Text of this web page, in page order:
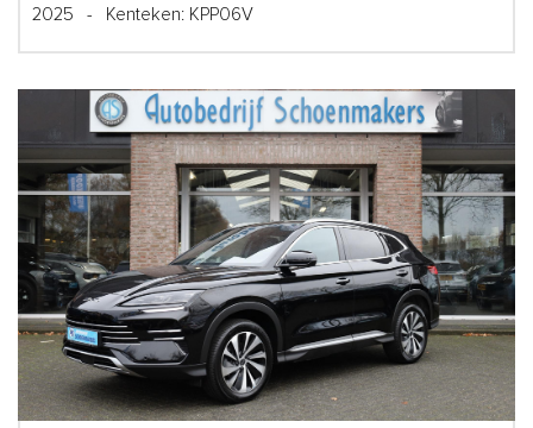
2025
- Kenteken: KPP06V